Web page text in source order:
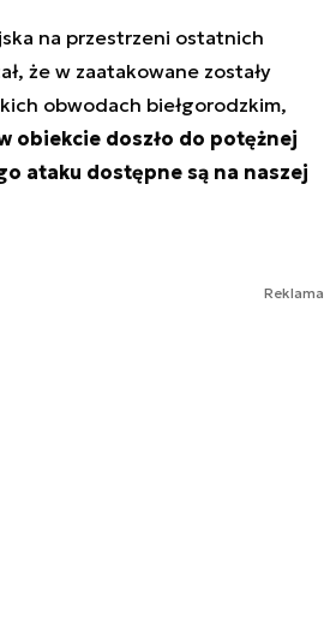
na przestrzeni ostatnich
że w zaatakowane zostały
obwodach biełgorodzkim,
obiekcie doszło do potężnej
ataku dostępne są na naszej
Reklama